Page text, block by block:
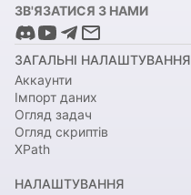
ЗВ'ЯЗАТИСЯ З НАМИ
ЗАГАЛЬНІ НАЛАШТУВАННЯ
Аккаунти
Імпорт даних
Огляд задач
Огляд скриптів
XPath
НАЛАШТУВАННЯ